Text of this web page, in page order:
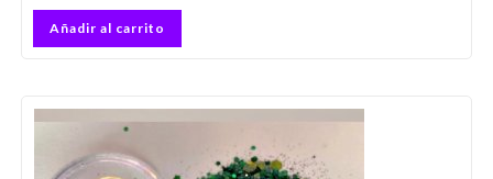
Añadir al carrito